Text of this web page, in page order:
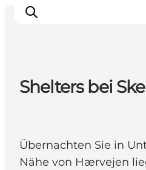
Städte und
Reiseplanung
Shelters bei
Übernachten Sie in
Nähe von Hærvejen